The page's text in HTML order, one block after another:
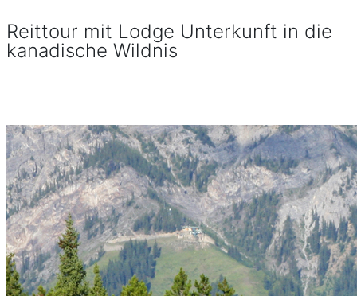
Reittour mit Lodge Unterkunft in die
kanadische Wildnis